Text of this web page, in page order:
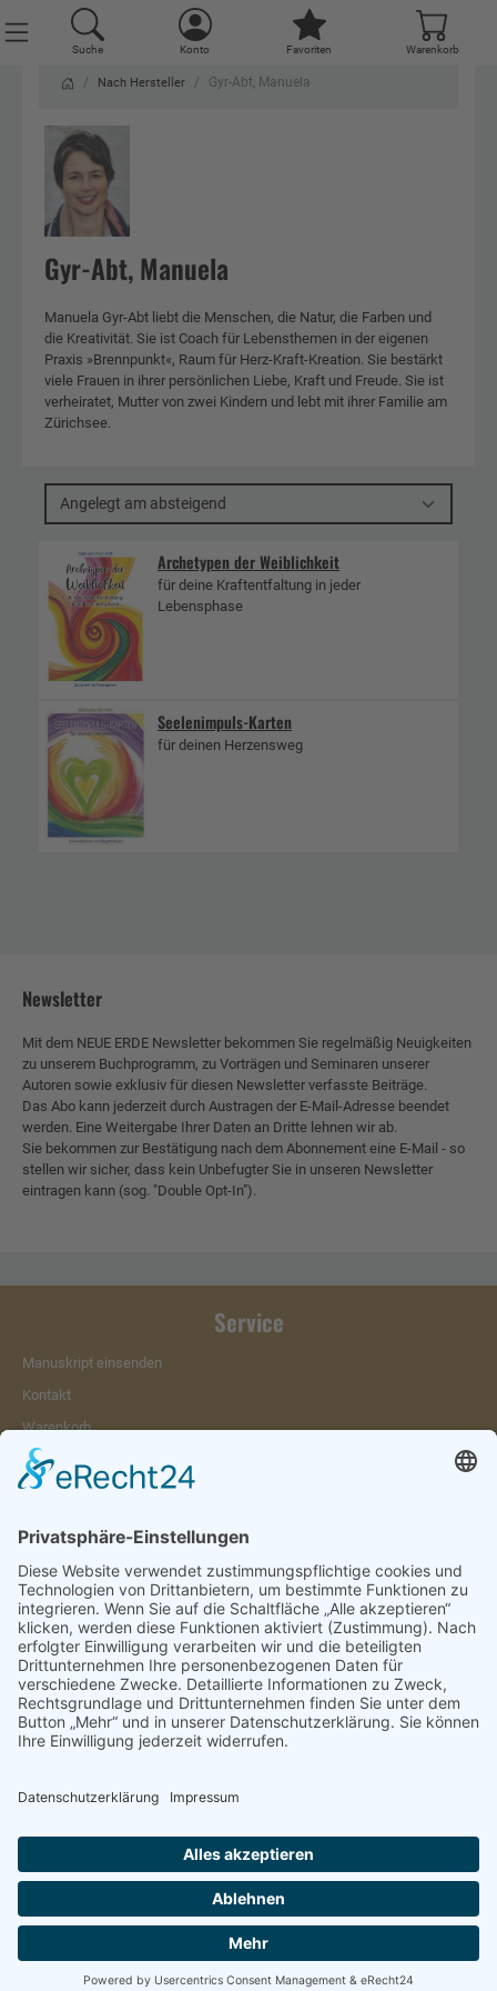
Suche Konto Favoriten Warenkorb
Nach Hersteller Gyr-Abt, Manuela
Gyr-Abt, Manuela
Manuela Gyr-Abt liebt die Menschen, die Natur, die Farben und
die Kreativität. Sie ist Coach für Lebensthemen in der eigenen
Praxis »Brennpunkt«, Raum für Herz-Kraft-Kreation. Sie bestärkt
viele Frauen in ihrer persönlichen Liebe, Kraft und Freude. Sie ist
verheiratet, Mutter von zwei Kindern und lebt mit ihrer Familie am
Zürichsee.
Angelegt am absteigend
Archetypen der Weiblichkeit
für deine Kraftentfaltung in jeder
Lebensphase
Seelenimpuls-Karten
für deinen Herzensweg
Newsletter
Mit dem NEUE ERDE Newsletter bekommen Sie regelmäßig Neuigkeiten
zu unserem Buchprogramm, zu Vorträgen und Seminaren unserer
Autoren sowie exklusiv für diesen Newsletter verfasste Beiträge.
Das Abo kann jederzeit durch Austragen der E-Mail-Adresse beendet
werden. Eine Weitergabe Ihrer Daten an Dritte lehnen wir ab.
Sie bekommen zur Bestätigung nach dem Abonnement eine E-Mail - so
stellen wir sicher, dass kein Unbefugter Sie in unseren Newsletter
eintragen kann (sog. "Double Opt-In").
Service
Manuskript einsenden
Kontakt
Warenkorb
Konto
Merkzettel
Vertrag widerrufen
Informationen
Impressum & Disclaimer
AGB und Widerrufsrecht
Verpackung und Versand
Social Media
FacebookInstagramTwitter YouTube